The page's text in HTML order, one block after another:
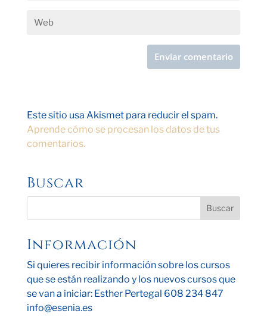
Este sitio usa Akismet para reducir el spam.
Aprende cómo se procesan los datos de tus
comentarios.
Buscar
Información
Si quieres recibir información sobre los cursos
que se están realizando y los nuevos cursos que
se van a iniciar: Esther Pertegal 608 234 847
info@esenia.es